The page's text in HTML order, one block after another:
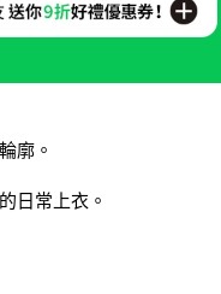
廓。
日常上衣。